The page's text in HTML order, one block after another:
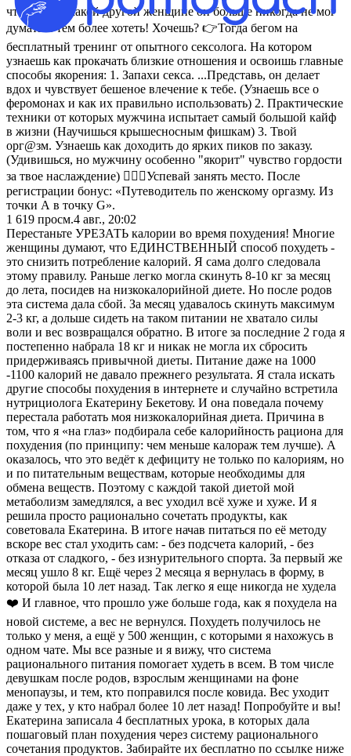
чтобы ни о какой другой женщине он больше никогда не мог
думать и тем более хотеть! Хочешь? 👉Тогда бегом на
бесплатный тренинг от опытного сексолога. На котором
узнаешь как прокачать близкие отношения и освоишь главные
способы якорения: 1. Запахи секса. ...Представь, он делает
вдох и чувствует бешеное влечение к тебе. (Узнаешь все о
феромонах и как их правильно использовать) 2. Практические
техники от которых мужчина испытает самый большой кайф
в жизни (Научишься крышесносным фишкам) 3. Твой
орг@зм. Узнаешь как доходить до ярких пиков по заказу.
(Удивишься, но мужчину особенно "якорит" чувство гордости
за твое наслаждение) 👩‍❤️‍👨Успевай занять место. После
регистрации бонус: «Путеводитель по женскому оргазму. Из
точки А в точку G».
1 619 просм.4 авг., 20:02
Перестаньте УРЕЗАТЬ калории во время похудения! Многие
женщины думают, что ЕДИНСТВЕННЫЙ способ похудеть -
это снизить потребление калорий. Я сама долго следовала
этому правилу. Раньше легко могла скинуть 8-10 кг за месяц
до лета, посидев на низкокалорийной диете. Но после родов
эта система дала сбой. За месяц удавалось скинуть максимум
2-3 кг, а дольше сидеть на таком питании не хватало силы
воли и вес возвращался обратно. В итоге за последние 2 года я
постепенно набрала 18 кг и никак не могла их сбросить
придерживаясь привычной диеты. Питание даже на 1000
-1100 калорий не давало прежнего результата. Я стала искать
другие способы похудения в интернете и случайно встретила
нутрициолога Екатерину Бекетову. И она поведала почему
перестала работать моя низкокалорийная диета. Причина в
том, что я «на глаз» подбирала себе калорийность рациона для
похудения (по принципу: чем меньше калораж тем лучше). А
оказалось, что это ведёт к дефициту не только по калориям, но
и по питательным веществам, которые необходимы для
обмена веществ. Поэтому с каждой такой диетой мой
метаболизм замедлялся, а вес уходил всё хуже и хуже. И я
решила просто рационально сочетать продукты, как
советовала Екатерина. В итоге начав питаться по её методу
вскоре вес стал уходить сам: - без подсчета калорий, - без
отказа от сладкого, - без изнурительного спорта. За первый же
месяц ушло 8 кг. Ещё через 2 месяца я вернулась в форму, в
которой была 10 лет назад. Так легко я еще никогда не худела
❤️ И главное, что прошло уже больше года, как я похудела на
новой системе, а вес не вернулся. Похудеть получилось не
только у меня, а ещё у 500 женщин, с которыми я нахожусь в
одном чате. Мы все разные и я вижу, что система
рационального питания помогает худеть в всем. В том числе
девушкам после родов, взрослым женщинами на фоне
менопаузы, и тем, кто поправился после ковида. Вес уходит
даже у тех, у кто набрал более 10 лет назад! Попробуйте и вы!
Екатерина записала 4 бесплатных урока, в которых дала
пошаговый план похудения через систему рационального
сочетания продуктов. Забирайте их бесплатно по ссылке ниже